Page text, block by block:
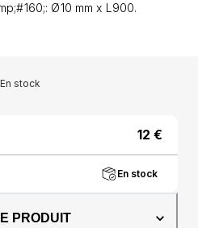
Ø10 mm x L900.
En stock
12 €
En stock
PRODUIT